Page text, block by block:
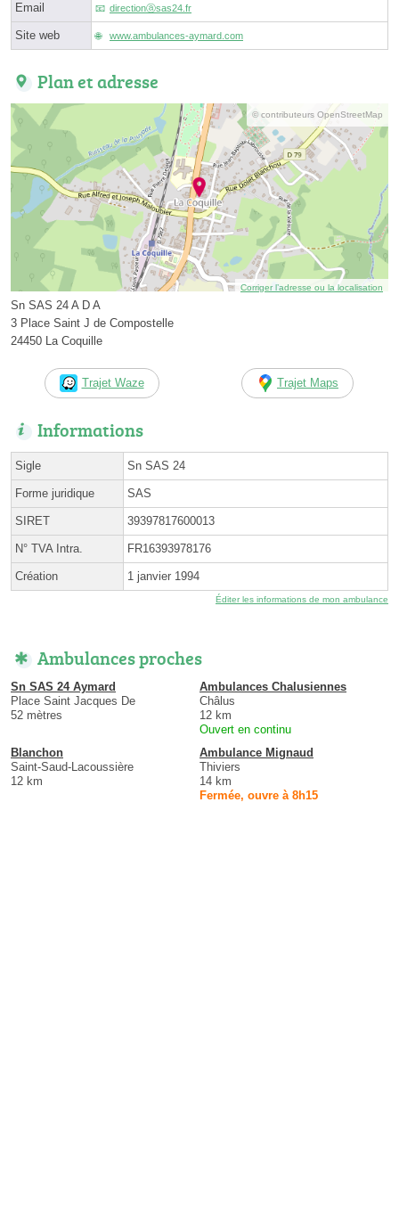
Email directionⓐsas24.fr
Site web www.ambulances-aymard.com
Plan et adresse
© contributeurs OpenStreetMap
Corriger l’adresse ou la localisation
Sn SAS 24 A D A
3 Place Saint J de Compostelle
24450 La Coquille
Trajet Waze Trajet Maps
Informations
Sigle Sn SAS 24
Forme juridique SAS
SIRET 39397817600013
N° TVA Intra. FR16393978176
Création 1 janvier 1994
Éditer les informations de mon ambulance
Ambulances proches
Sn SAS 24 Aymard
Place Saint Jacques De
52 mètres
Ambulances Chalusiennes
Châlus
12 km
Ouvert en continu
Blanchon
Saint-Saud-Lacoussière
12 km
Ambulance Mignaud
Thiviers
14 km
Fermée, ouvre à 8h15